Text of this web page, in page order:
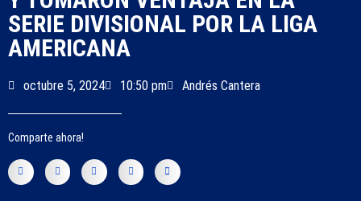
SERIE DIVISIONAL POR LA LIGA
AMERICANA
octubre 5, 2024 10:50 pm Andrés Cantera
Comparte ahora!